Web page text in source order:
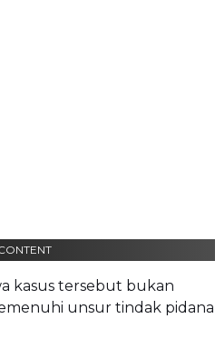
kasus tersebut bukan
unsur tindak pidana